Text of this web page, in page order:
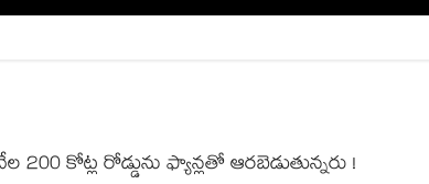
కోట్ల రోడ్డును ఫ్యాన్లతో ఆరబెడుతున్నరు !